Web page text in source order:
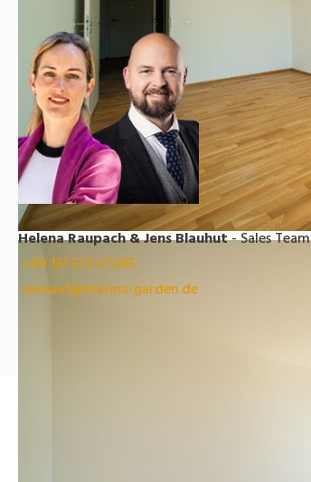
Helena Raupach & Jens Blauhut- Sales Team
+49 151 573 57285
verkauf@marina-garden.de